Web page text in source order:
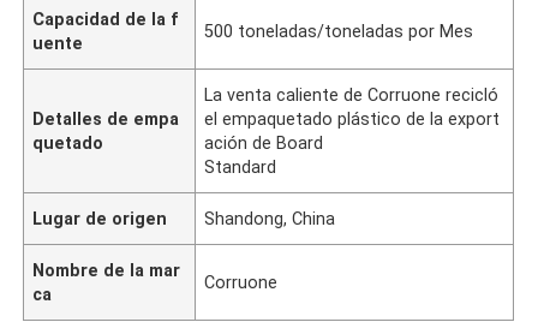
Capacidad de la f
uente
500 toneladas/toneladas por Mes
Detalles de empa
quetado
La venta caliente de Corruone recicló
el empaquetado plástico de la export
ación de Board
Standard
Lugar de origen Shandong, China
Nombre de la mar
ca
Corruone